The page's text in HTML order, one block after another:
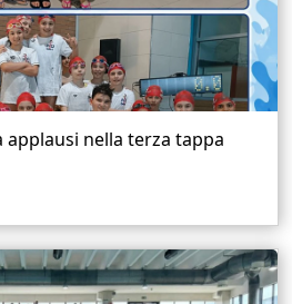
applausi nella terza tappa